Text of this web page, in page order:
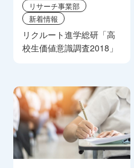
リサーチ事業部
新着情報
リクルート進学総研「高
校生価値意識調査2018」